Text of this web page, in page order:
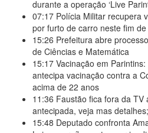
durante a operação ‘Live
07:17 Polícia Militar recupera
por furto de carro neste fim
15:26 Prefeitura abre
de Ciências e Matemática
15:17 Vacinação em
antecipa vacinação contra a
acima de 22 anos
11:36 Faustão fica fora da TV
antecipada, veja mas detalhes;
15:48 Deputado confronta